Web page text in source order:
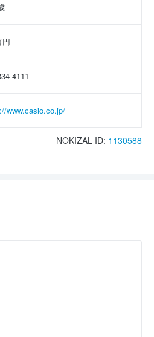
円
4111
www.casio.co.jp/
NOKIZAL ID: 1130588